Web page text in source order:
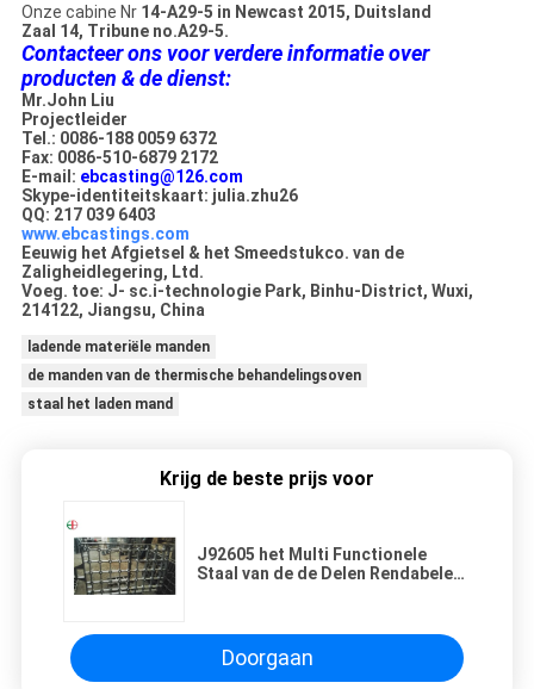
Onze cabine Nr 14-A29-5 in Newcast 2015, Duitsland
Zaal 14, Tribune no.A29-5.
Contacteer ons voor verdere informatie over
producten & de dienst:
Mr.John Liu
Projectleider
Tel.: 0086-188 0059 6372
Fax: 0086-510-6879 2172
E-mail: ebcasting@126.com
Skype-identiteitskaart: julia.zhu26
QQ: 217 039 6403
www.ebcastings.com
Eeuwig het Afgietsel & het Smeedstukco. van de
Zaligheidlegering, Ltd.
Voeg. toe: J- sc.i-technologie Park, Binhu-District, Wuxi,
214122, Jiangsu, China
ladende materiële manden
de manden van de thermische behandelingsoven
staal het laden mand
Krijg de beste prijs voor
J92605 het Multi Functionele
Staal van de de Delen Rendabele
Doorgaan